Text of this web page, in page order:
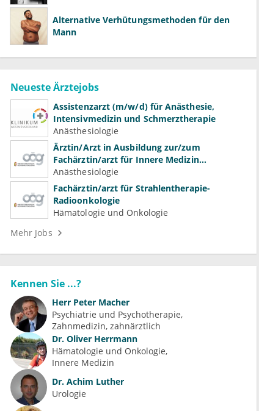
Alternative Verhütungsmethoden für den
Mann
Neueste Ärztejobs
Assistenzarzt (m/w/d) für Anästhesie,
Intensivmedizin und Schmerztherapie
Anästhesiologie
Ärztin/Arzt in Ausbildung zur/zum
Fachärztin/arzt für Innere Medizin
(Kardiologie, Nephrologie, Intensivmedizin)
Anästhesiologie
Fachärztin/arzt für Strahlentherapie-
Radioonkologie
Hämatologie und Onkologie
Mehr Jobs
Kennen Sie ...?
Herr Peter Macher
Psychiatrie und Psychotherapie
Zahnmedizin, zahnärztlich
Dr. Oliver Herrmann
Hämatologie und Onkologie
Innere Medizin
Dr. Achim Luther
Urologie